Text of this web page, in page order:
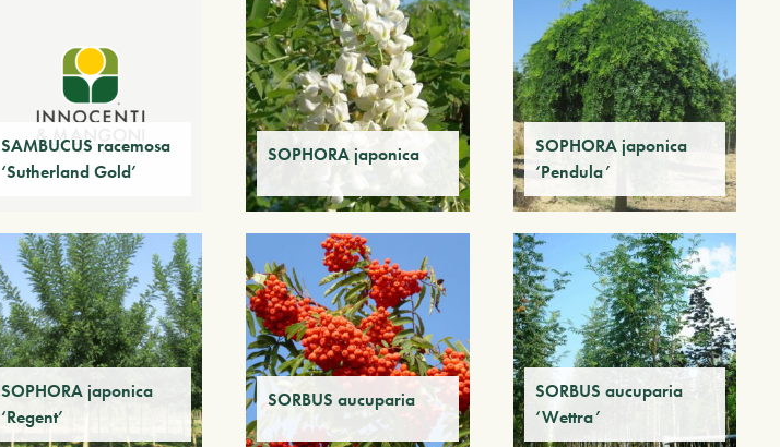
SAMBUCUS racemosa
‘Sutherland Gold’
SOPHORA japonica
SOPHORA japonica
‘Pendula’
SOPHORA japonica
‘Regent’
SORBUS aucuparia
SORBUS aucuparia
‘Wettra’